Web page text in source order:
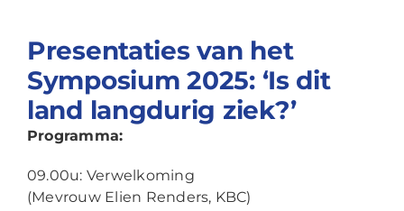
Presentaties van het
Symposium 2025: ‘Is dit
land langdurig ziek?’
Programma:
09.00u: Verwelkoming
(Mevrouw Elien Renders, KBC)